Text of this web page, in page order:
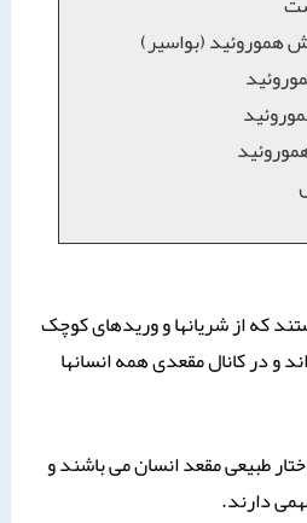
هموروئید (بواسیر)
که از شریانها و وریدهای کوچک
در کانال مقعدی همه انسانها
طبیعی مقعد انسان می باشند و
دارند.